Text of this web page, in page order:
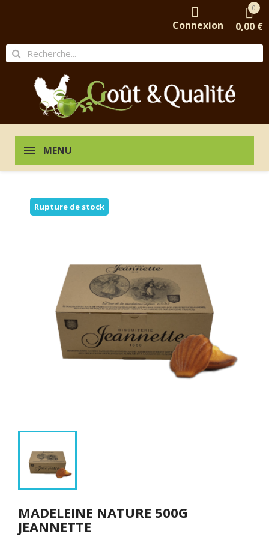
Connexion
0
0,00 €
MENU
Rupture de stock
MADELEINE NATURE 500G
JEANNETTE